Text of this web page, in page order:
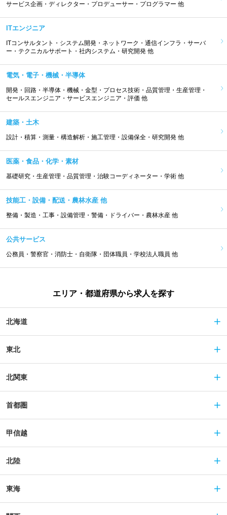
サービス企画・ディレクター・プロデューサー・プログラマー 他
ITエンジニア
ITコンサルタント・システム開発・ネットワーク・通信インフラ・サーバ
ー・テクニカルサポート・社内システム・研究開発 他
電気・電子・機械・半導体
開発・回路・半導体・機械・金型・プロセス技術・品質管理・生産管理・
セールスエンジニア・サービスエンジニア・評価 他
建築・土木
設計・積算・測量・構造解析・施工管理・設備保全・研究開発 他
医薬・食品・化学・素材
基礎研究・生産管理・品質管理・治験コーディネーター・学術 他
技能工・設備・配送・農林水産 他
整備・製造・工事・設備管理・警備・ドライバー・農林水産 他
公共サービス
公務員・警察官・消防士・自衛隊・団体職員・学校法人職員 他
エリア・都道府県から求人を探す
北海道
東北
北関東
首都圏
甲信越
北陸
東海